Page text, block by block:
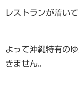
レストランが着い
よって沖縄特有の
きません。